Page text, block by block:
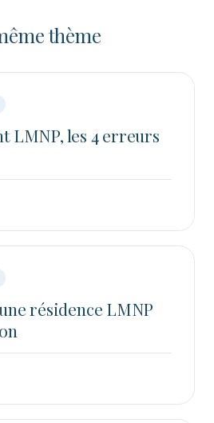
thème
LMNP, les 4 erreurs
résidence LMNP